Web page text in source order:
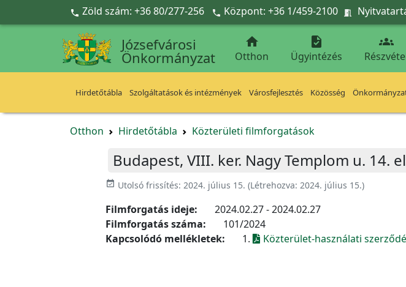
Ugrás a fő tartalomra
 Zöld szám: +36 80/277-256  Központ: +36 1/459-2100 
Józsefvárosi
Önkormányzat

Otthon

Ügyintézés

Hirdetőtábla Szolgáltatások és intézmények Városfejlesztés Közösség
Otthon Hirdetőtábla Közterületi filmforgatások
Budapest, VIII. ker. Nagy Templom u. 14.
event_available Utolsó frissítés: 2024. július 15. (Létrehozva: 2024. július 15.)
Filmforgatás ideje:
2024.02.27 - 2024.02.27
Filmforgatás száma:
101/2024
Kapcsolódó mellékletek:
1. Közterület-használati